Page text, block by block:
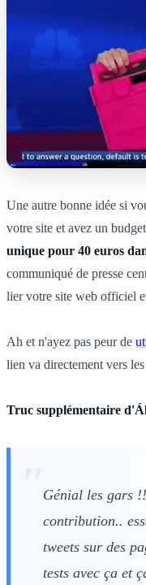
Une autre bonne idée si
votre site et avez un
unique pour 40 euros
communiqué de presse
lier votre site web officiel
Ah et n'ayez pas peur de
lien va directement vers
Truc supplémentaire
Génial les gars
contribution..
tweets sur des
tests avec ça et